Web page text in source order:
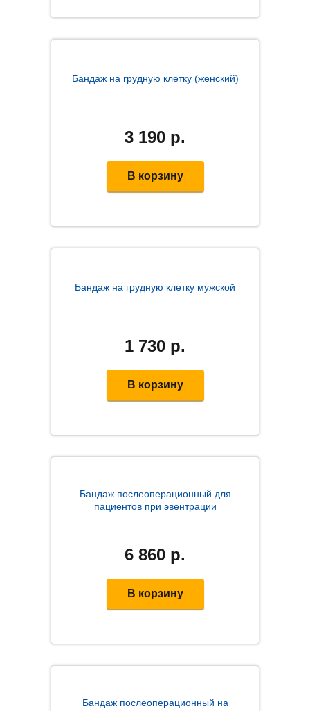
Бандаж на грудную клетку (женский)
3 190 р.
В корзину
Бандаж на грудную клетку мужской
1 730 р.
В корзину
Бандаж послеоперационный для
пациентов при эвентрации
6 860 р.
В корзину
Бандаж послеоперационный на